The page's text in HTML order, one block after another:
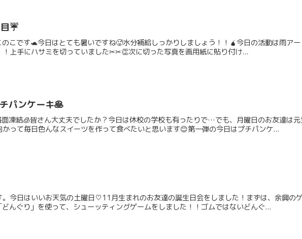
☔️
こです🐢今日はとても暑いですね🥵水分補給しっかりしましょう！！🧉今日の活動は雨ア
！上手にハサミを切っていました✂︎✂︎👏次に切った写真を画用紙に貼り付け...
パンケーキ🥞
凍結🧊皆さん大丈夫でしたか？今日は休校の学校も有ったりで…でも、月曜日のお友達は
って毎日色んなスイーツを作って食べたいと思います😊第一弾の今日はプチパンケ...
。今日はいいお天気の土曜日♡11月生まれのお友達の誕生日会をしました！まずは、余興の
んぐり」を使って、シューッティングゲームをしました！！ゴムではないどんぐ...